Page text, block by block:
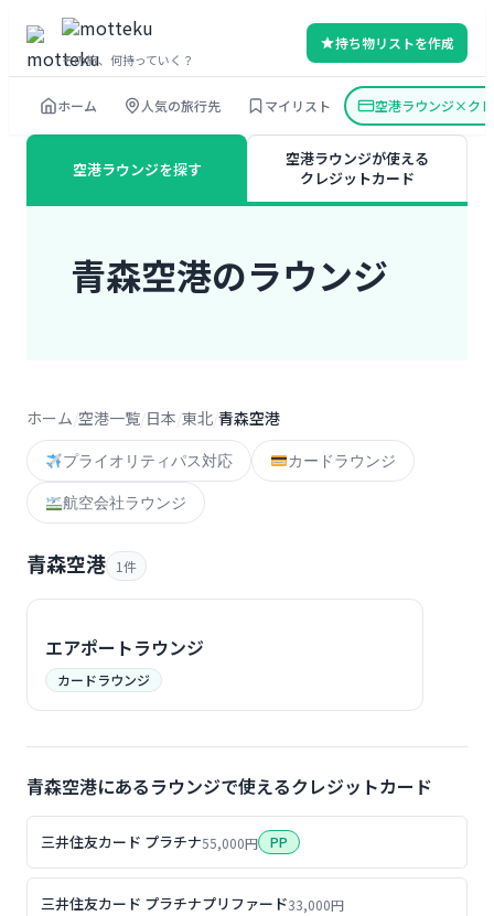
を
その旅、何持っていく？
持ち物リストを作成
ホーム 人気の旅行先 マイリスト 空港ラウンジ×ク
空港ラウンジを探す
空港ラウンジが使える
クレジットカード
青森空港のラウンジ
ホーム 空港一覧 日本 東北 青森空港
プライオリティパス対応 カードラウンジ
航空会社ラウンジ
青森空港 1件
エアポートラウンジ
カードラウンジ
青森空港にあるラウンジで使えるクレジットカード
三井住友カード プラチナ55,000円 PP
三井住友カード プラチナプリファード33,000円